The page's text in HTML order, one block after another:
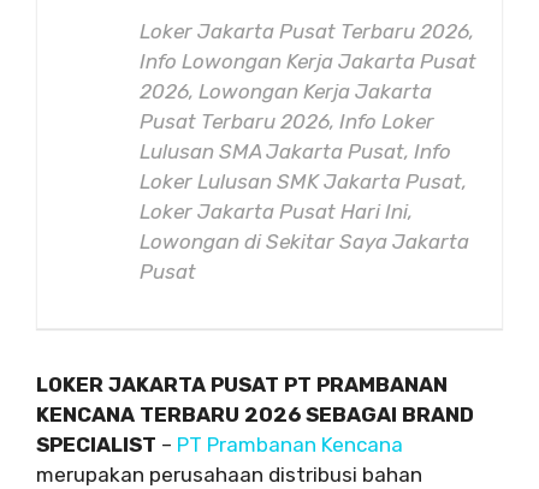
Loker Jakarta Pusat Terbaru 2026,
Info Lowongan Kerja Jakarta Pusat
2026, Lowongan Kerja Jakarta
Pusat Terbaru 2026, Info Loker
Lulusan SMA Jakarta Pusat, Info
Loker Lulusan SMK Jakarta Pusat,
Loker Jakarta Pusat Hari Ini,
Lowongan di Sekitar Saya Jakarta
Pusat
LOKER JAKARTA PUSAT PT PRAMBANAN
KENCANA TERBARU 2026 SEBAGAI BRAND
SPECIALIST – PT Prambanan Kencana
merupakan perusahaan distribusi bahan